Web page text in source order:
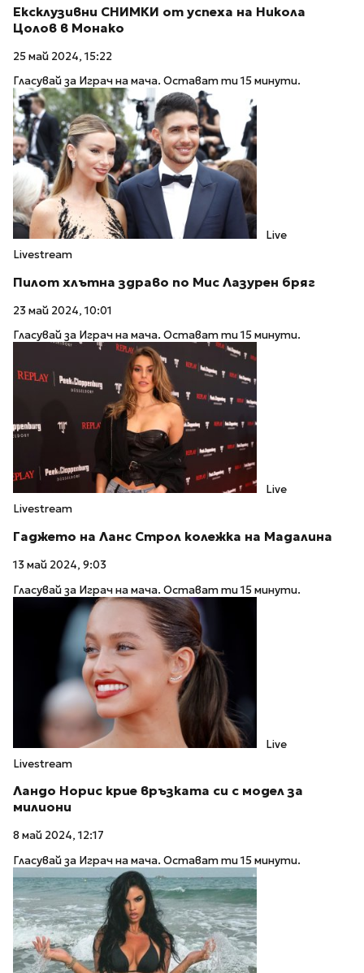
Ексклузивни СНИМКИ от успеха на Никола
Цолов в Монако
25 май 2024, 15:22
Гласувай за Играч на мача. Остават ти 15 минути.
Live
Livestream
Пилот хлътна здраво по Мис Лазурен бряг
23 май 2024, 10:01
Гласувай за Играч на мача. Остават ти 15 минути.
Live
Livestream
Гаджето на Ланс Строл колежка на Мадалина
13 май 2024, 9:03
Гласувай за Играч на мача. Остават ти 15 минути.
Live
Livestream
Ландо Норис крие връзката си с модел за
милиони
8 май 2024, 12:17
Гласувай за Играч на мача. Остават ти 15 минути.